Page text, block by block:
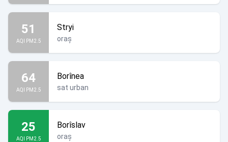
51
AQI PM2.5
Stryi
oraș
64
AQI PM2.5
Borînea
sat urban
25
AQI PM2.5
Borîslav
oraș